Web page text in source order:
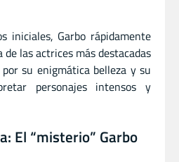
iniciales, Garbo rápidamente
las actrices más destacadas
su enigmática belleza y su
personajes intensos y
El “misterio” Garbo